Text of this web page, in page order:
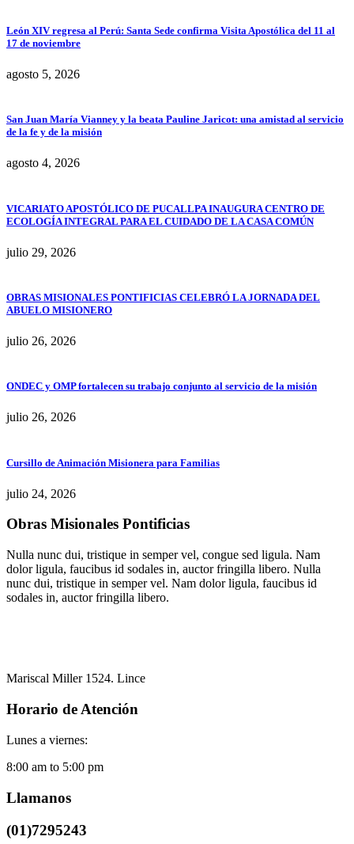
León XIV regresa al Perú: Santa Sede confirma Visita Apostólica del 11 al
17 de noviembre
agosto 5, 2026
San Juan María Vianney y la beata Pauline Jaricot: una amistad al servicio
de la fe y de la misión
agosto 4, 2026
VICARIATO APOSTÓLICO DE PUCALLPA INAUGURA CENTRO DE
ECOLOGÍA INTEGRAL PARA EL CUIDADO DE LA CASA COMÚN
julio 29, 2026
OBRAS MISIONALES PONTIFICIAS CELEBRÓ LA JORNADA DEL
ABUELO MISIONERO
julio 26, 2026
ONDEC y OMP fortalecen su trabajo conjunto al servicio de la misión
julio 26, 2026
Cursillo de Animación Misionera para Familias
julio 24, 2026
Obras Misionales Pontificias
Nulla nunc dui, tristique in semper vel, congue sed ligula. Nam
dolor ligula, faucibus id sodales in, auctor fringilla libero. Nulla
nunc dui, tristique in semper vel. Nam dolor ligula, faucibus id
sodales in, auctor fringilla libero.
Mariscal Miller 1524. Lince
Horario de Atención
Lunes a viernes:
8:00 am to 5:00 pm
Llamanos
(01)7295243